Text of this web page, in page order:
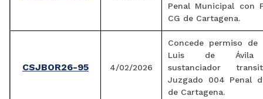
Penal Municipal con
CG de Cartagena.
CSJBOR26-95 4/02/2026
Concede permiso de
Luis de Ávila
sustanciador
Juzgado 004 Penal
de Cartagena.